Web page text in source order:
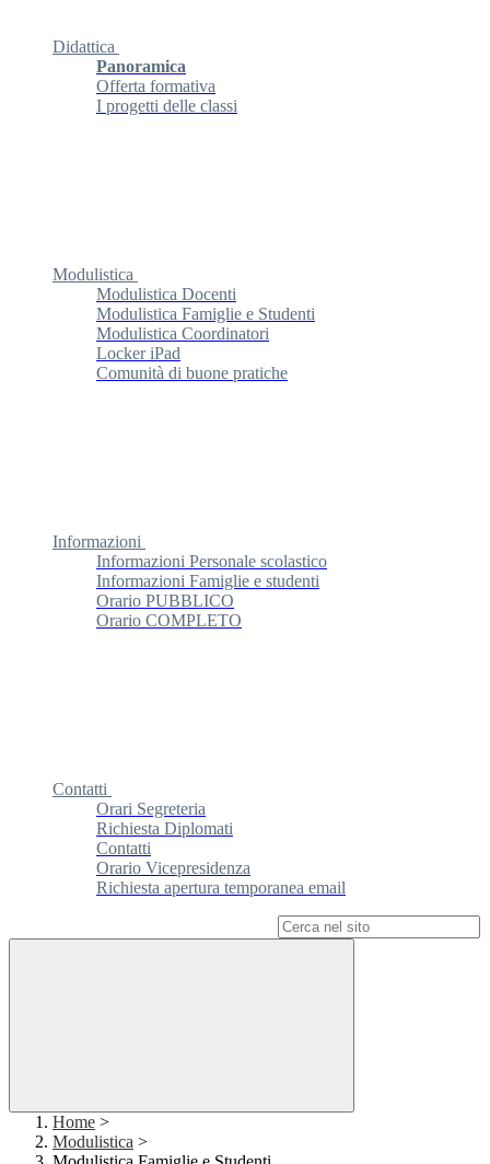
Didattica
Panoramica
Offerta formativa
I progetti delle classi
Modulistica
Modulistica Docenti
Modulistica Famiglie e Studenti
Modulistica Coordinatori
Locker iPad
Comunità di buone pratiche
Informazioni
Informazioni Personale scolastico
Informazioni Famiglie e studenti
Orario PUBBLICO
Orario COMPLETO
Contatti
Orari Segreteria
Richiesta Diplomati
Contatti
Orario Vicepresidenza
Richiesta apertura temporanea email
Home >
Modulistica >